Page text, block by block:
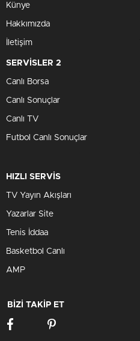
Künye
Hakkımızda
İletişim
SERVİSLER 2
Canlı Borsa
Canlı Sonuçlar
Canlı TV
Futbol Canlı Sonuçlar
HIZLI SERVİS
TV Yayın Akışları
Yazarlar Site
Tenis İddaa
Basketbol Canlı
AMP
BİZİ TAKİP ET